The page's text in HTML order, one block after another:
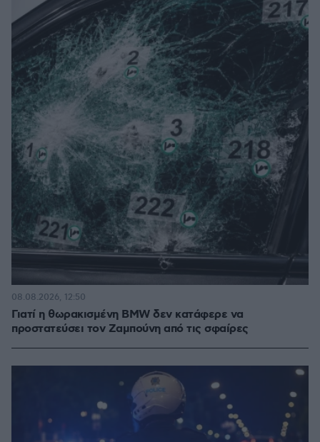
Γιατί η θωρακισμένη BMW δεν κατάφερε να
προστατεύσει τον Ζαμπούνη από τις σφαίρες
08.08.2026, 12:50